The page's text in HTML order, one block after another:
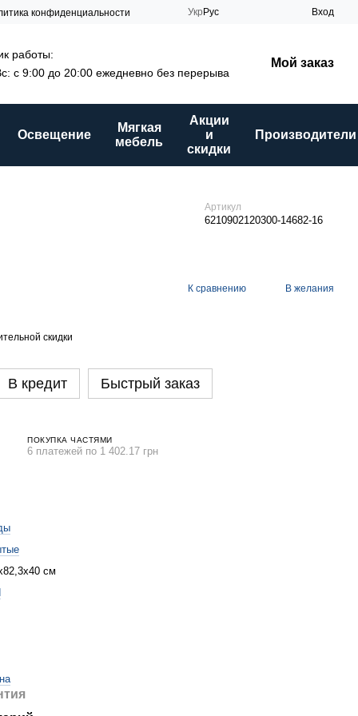
конфиденциальности Укр Рус Вход
работы:
с 9:00 до 20:00 ежедневно без перерыва
Мой заказ
Освещение
Мягкая
мебель
Акции
и
скидки
Производители
Артикул
6210902120300-14682-16
К сравнению В желания
скидки
В кредит Быстрый заказ
ПОКУПКА ЧАСТЯМИ
6 платежей по 1 402.17 грн
см